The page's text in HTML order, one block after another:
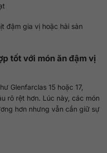
đậm gia vị hoặc hải sản
tốt với món ăn đậm vị
Glenfarclas 15 hoặc 17,
rõ rệt hơn. Lúc này, các món
hơn nhưng vẫn cần giữ sự